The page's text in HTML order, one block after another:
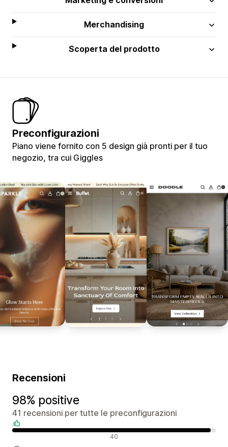
Merchandising
Scoperta del prodotto
Preconfigurazioni
Piano viene fornito con 5 design già pronti per il tuo
negozio, tra cui Giggles
Recensioni
98% positive
41 recensioni per tutte le preconfigurazioni
40